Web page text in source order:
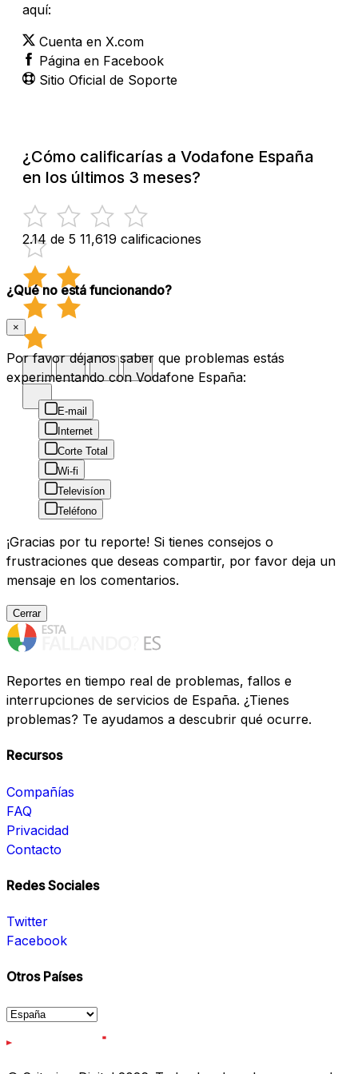
aquí:
Cuenta en X.com
Página en Facebook
Sitio Oficial de Soporte
¿Cómo calificarías a Vodafone España
en los últimos 3 meses?
2.14 de 5 11,619 calificaciones
¿Qué no está funcionando?
×
Por favor déjanos saber que problemas estás
experimentando con Vodafone España:
E-mail
Internet
Corte Total
Wi-fi
Televisíon
Teléfono
¡Gracias por tu reporte! Si tienes consejos o
frustraciones que deseas compartir, por favor deja un
mensaje en los comentarios.
Cerrar
Reportes en tiempo real de problemas, fallos e
interrupciones de servicios de España. ¿Tienes
problemas? Te ayudamos a descubrir qué ocurre.
Recursos
Compañías
FAQ
Privacidad
Contacto
Redes Sociales
Twitter
Facebook
Otros Países